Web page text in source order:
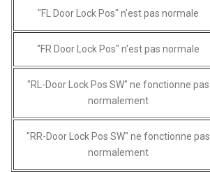
"FL Door Lock Pos" n'est pas normale
"FR Door Lock Pos" n'est pas normale
"RL-Door Lock Pos SW" ne fonctionne pas
normalement
"RR-Door Lock Pos SW" ne fonctionne pas
normalement